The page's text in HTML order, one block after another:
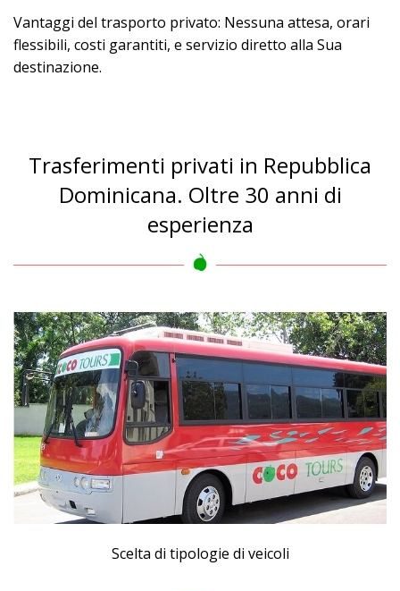
Vantaggi del trasporto privato: Nessuna attesa, orari
flessibili, costi garantiti, e servizio diretto alla Sua
destinazione.
Trasferimenti privati in Repubblica
Dominicana. Oltre 30 anni di
esperienza
Scelta di tipologie di veicoli